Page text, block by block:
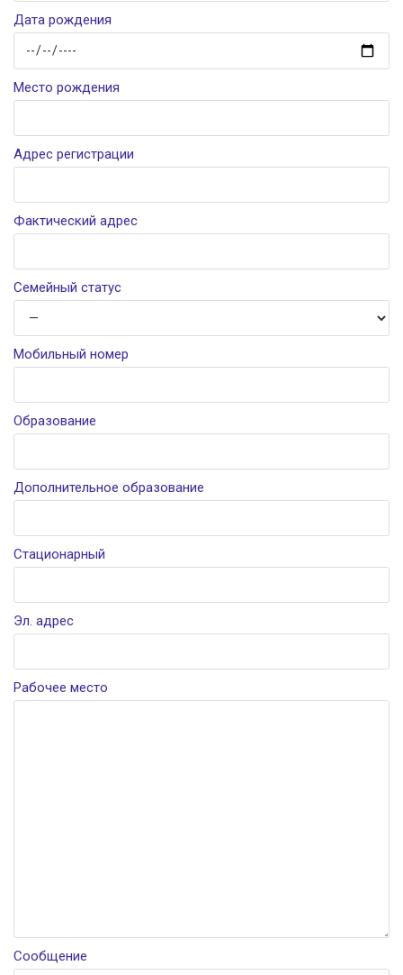
Дата рождения
Место рождения
Адрес регистрации
Фактический адрес
Семейный статус
Мобильный номер
Образование
Дополнительное образование
Стационарный
Эл. адрес
Рабочее место
Сообщение